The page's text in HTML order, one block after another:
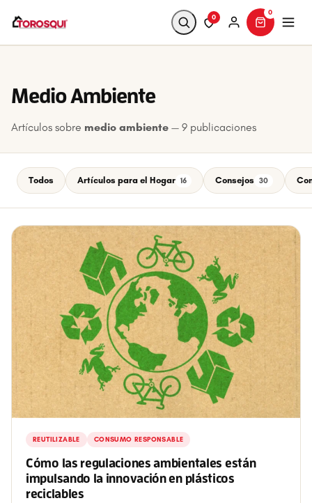
0
0
Medio Ambiente
Artículos sobre medio ambiente — 9 publicaciones
Todos Artículos para el Hogar 16 Consejos 30
REUTILIZABLE CONSUMO RESPONSABLE
Cómo las regulaciones ambientales están
impulsando la innovación en plásticos
reciclables